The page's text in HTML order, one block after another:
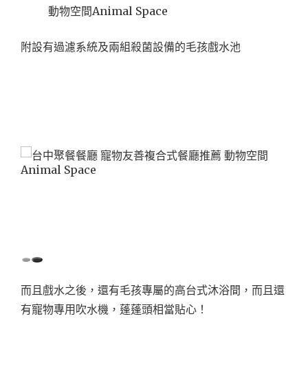
附設有過濾系統及兩組殺菌設備的毛孩戲水池
而且戲水之後，還有毛孩專屬的高台式沐浴間，而且還
有寵物專用吹水機，蓬蓬頭相當貼心！